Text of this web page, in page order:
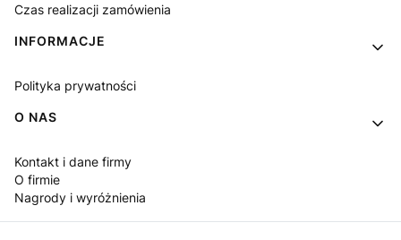
Czas realizacji zamówienia
INFORMACJE
Polityka prywatności
O NAS
Kontakt i dane firmy
O firmie
Nagrody i wyróżnienia